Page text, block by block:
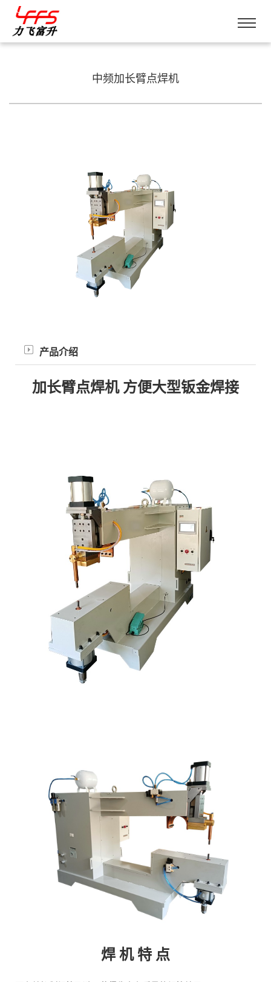
中频加长臂点焊机
产品介绍
加长臂点焊机 方便大型钣金焊接
焊 机 特 点